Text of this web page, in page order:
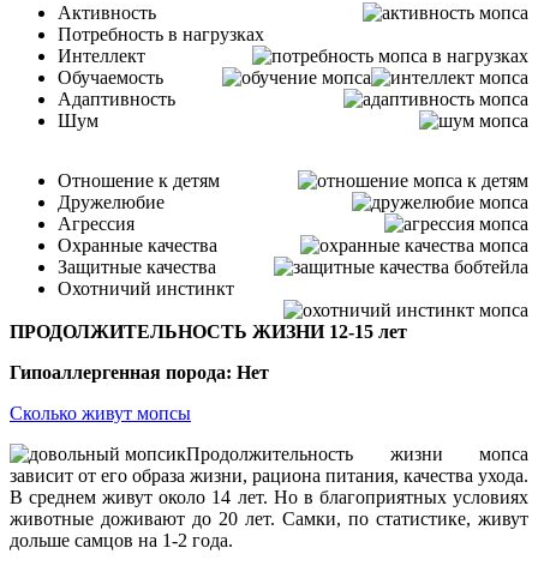
Активность
Потребность в нагрузках
Интеллект
Обучаемость
Адаптивность
Шум
Отношение к детям
Дружелюбие
Агрессия
Охранные качества
Защитные качества
Охотничий инстинкт
ПРОДОЛЖИТЕЛЬНОСТЬ ЖИЗНИ 12-15 лет
Гипоаллергенная порода: Нет
Сколько живут мопсы
Продолжительность жизни мопса
зависит от его образа жизни, рациона питания, качества ухода.
В среднем живут около 14 лет. Но в благоприятных условиях
животные доживают до 20 лет. Самки, по статистике, живут
дольше самцов на 1-2 года.